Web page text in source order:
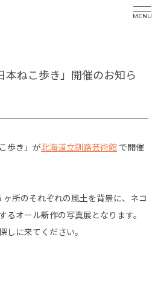
MENU
本ねこ歩き」開催のお知ら
歩き」が北海道立釧路芸術館 で開催
所のそれぞれの風土を背景に、ネコ
るオール新作の写真展となります。
しに来てください。